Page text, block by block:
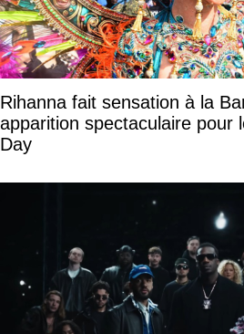
Rihanna fait sensation à la
apparition spectaculaire pour
Day